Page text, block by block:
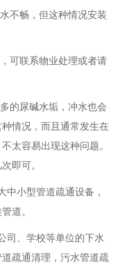
不畅，但这种情况安装
可联系物业处理或者请
的尿碱水垢，冲水也会
情况，而且通常发生在
太容易出现这种问题。
即可。
中小型管道疏通设备，
道。
司、学校等单位的下水
疏通清理，污水管道疏